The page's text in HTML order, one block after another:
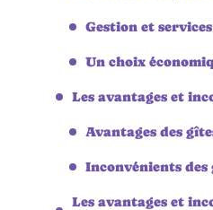
Gestion et services
Un choix
Les avantages et
Avantages des
Inconvénients des
Les avantages et